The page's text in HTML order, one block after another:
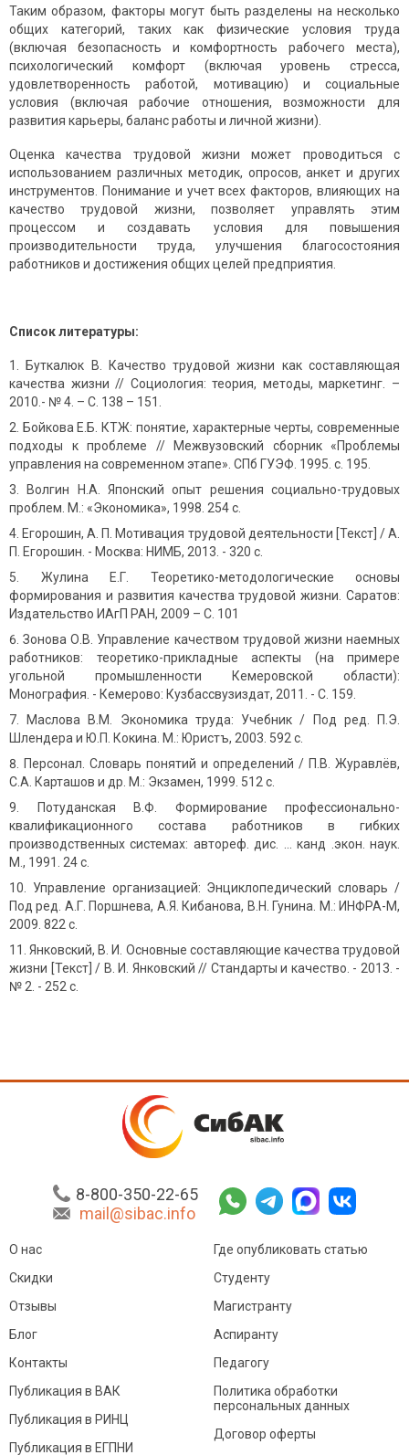
Таким образом, факторы могут быть разделены на несколько
общих категорий, таких как физические условия труда
(включая безопасность и комфортность рабочего места),
психологический комфорт (включая уровень стресса,
удовлетворенность работой, мотивацию) и социальные
условия (включая рабочие отношения, возможности для
развития карьеры, баланс работы и личной жизни).
Оценка качества трудовой жизни может проводиться с
использованием различных методик, опросов, анкет и других
инструментов. Понимание и учет всех факторов, влияющих на
качество трудовой жизни, позволяет управлять этим
процессом и создавать условия для повышения
производительности труда, улучшения благосостояния
работников и достижения общих целей предприятия.
Список литературы:
Буткалюк В. Качество трудовой жизни как составляющая
качества жизни // Социология: теория, методы, маркетинг. –
2010.- № 4. – С. 138 – 151.
Бойкова Е.Б. КТЖ: понятие, характерные черты, современные
подходы к проблеме // Межвузовский сборник «Проблемы
управления на современном этапе». СПб ГУЭФ. 1995. с. 195.
Волгин Н.А. Японский опыт решения социально-трудовых
проблем. М.: «Экономика», 1998. 254 с.
Егорошин, А. П. Мотивация трудовой деятельности [Текст] / А.
П. Егорошин. - Москва: НИМБ, 2013. - 320 с.
Жулина Е.Г. Теоретико-методологические основы
формирования и развития качества трудовой жизни. Саратов:
Издательство ИАгП РАН, 2009 – С. 101
Зонова О.В. Управление качеством трудовой жизни наемных
работников: теоретико-прикладные аспекты (на примере
угольной промышленности Кемеровской области):
Монография. - Кемерово: Кузбассвузиздат, 2011. - С. 159.
Маслова В.М. Экономика труда: Учебник / Под ред. П.Э.
Шлендера и Ю.П. Кокина. М.: Юристъ, 2003. 592 с.
Персонал. Словарь понятий и определений / П.В. Журавлёв,
С.А. Карташов и др. М.: Экзамен, 1999. 512 с.
Потуданская В.Ф. Формирование профессионально-
квалификационного состава работников в гибких
производственных системах: автореф. дис. ... канд .экон. наук.
М., 1991. 24 с.
Управление организацией: Энциклопедический словарь /
Под ред. А.Г. Поршнева, А.Я. Кибанова, В.Н. Гунина. М.: ИНФРА-М,
2009. 822 с.
Янковский, В. И. Основные составляющие качества трудовой
жизни [Текст] / В. И. Янковский // Стандарты и качество. - 2013. -
№ 2. - 252 с.
8-800-350-22-65
mail@sibac.info
О нас
Скидки
Отзывы
Блог
Контакты
Где опубликовать статью
Студенту
Магистранту
Аспиранту
Педагогу
Публикация в ВАК
Публикация в РИНЦ
Публикация в ЕГПНИ
Политика обработки
персональных данных
Договор оферты